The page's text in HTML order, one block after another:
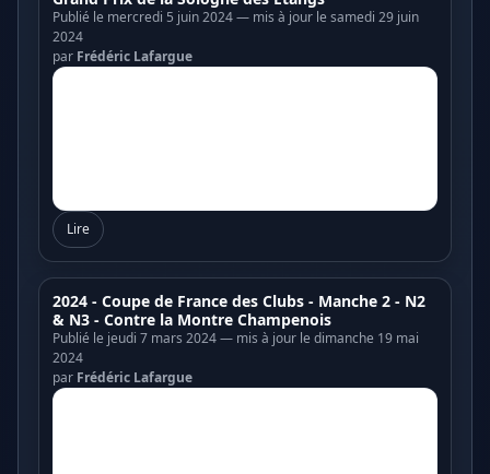
Publié le mercredi 5 juin 2024 — mis à jour le samedi 29 juin
2024
par Frédéric Lafargue
Lire
2024 - Coupe de France des Clubs - Manche 2 - N2
& N3 - Contre la Montre Champenois
Publié le jeudi 7 mars 2024 — mis à jour le dimanche 19 mai
2024
par Frédéric Lafargue